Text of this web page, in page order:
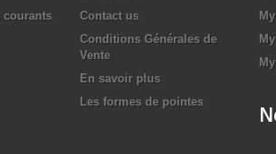
courants
Contact us
Conditions Générales de
Vente
En savoir plus
Les formes de pointes